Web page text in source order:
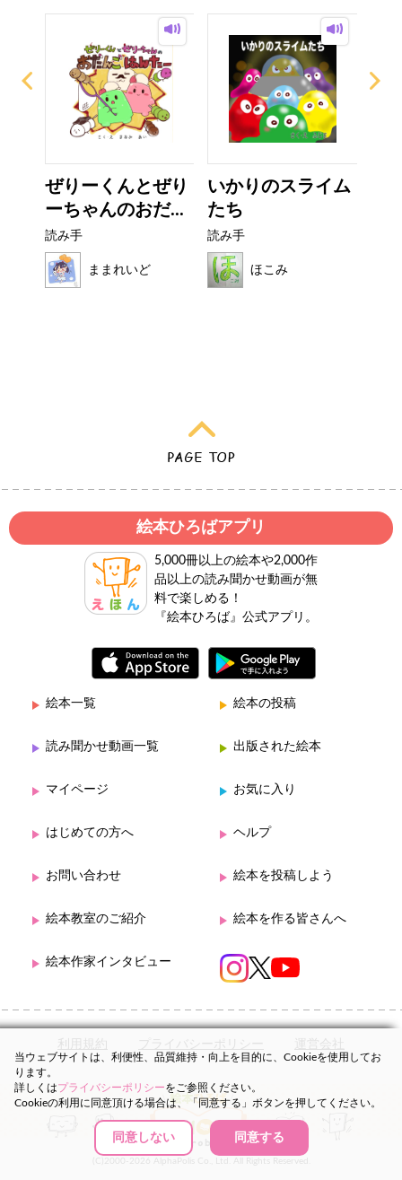
ぜりーくんとぜり
ーちゃんのおだ...
読み手
ままれいど
いかりのスライム
たち
読み手
ほこみ
絵本ひろばアプリ
5,000冊以上の絵本や2,000作
品以上の読み聞かせ動画が無
料で楽しめる！
『絵本ひろば』公式アプリ。
絵本一覧 絵本の投稿
読み聞かせ動画一覧 出版された絵本
マイページ お気に入り
はじめての方へ ヘルプ
お問い合わせ 絵本を投稿しよう
絵本教室のご紹介 絵本を作る皆さんへ
絵本作家インタビュー
利用規約 プライバシーポリシー 運営会社
(C)2000-2026 AlphaPolis Co., Ltd. All Rights Reserved.
当ウェブサイトは、利便性、品質維持・向上を目的に、Cookieを使用してお
ります。
詳しくはプライバシーポリシーをご参照ください。
Cookieの利用に同意頂ける場合は、「同意する」ボタンを押してください。
同意しない 同意する